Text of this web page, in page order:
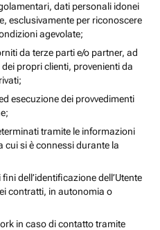
dati personali idonei
esclusivamente per riconoscere
agevolate;
da terze parti e/o partner, ad
propri clienti, provenienti da
esecuzione dei provvedimenti
tramite le informazioni
cui si è connessi durante la
dell’identificazione dell’Utente
contratti, in autonomia o
in caso di contatto tramite